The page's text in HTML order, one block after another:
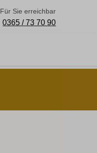
Für Sie erreichbar
0365 / 73 70 90